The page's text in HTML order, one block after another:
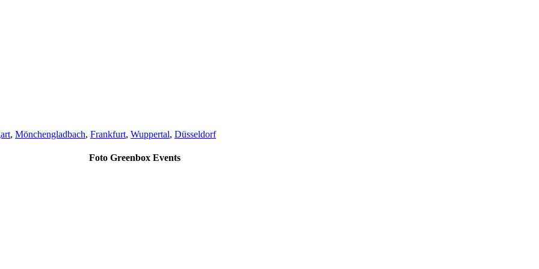
, Mönchengladbach, Frankfurt, Wuppertal, Düsseldorf
Foto Greenbox Events